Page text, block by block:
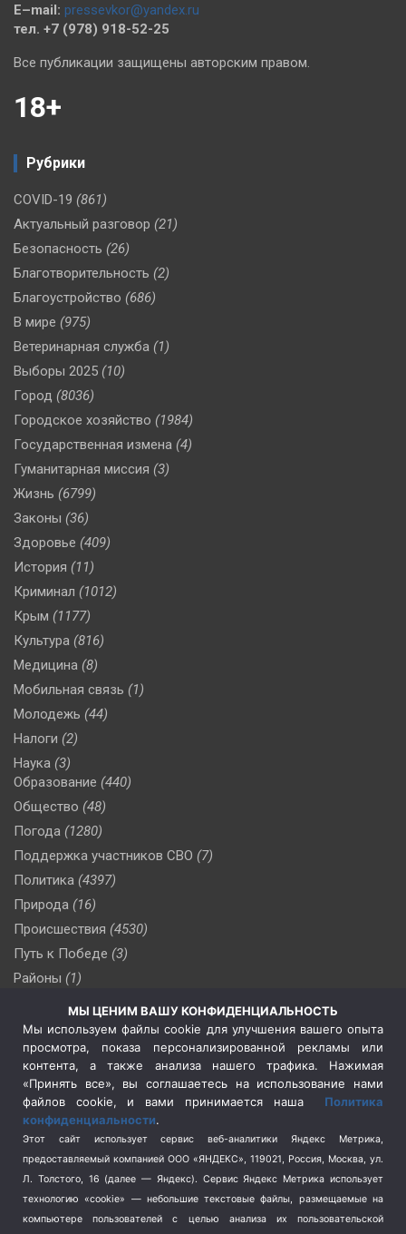
E–mail: pressevkor@yandex.ru
тел. +7 (978) 918-52-25
Все публикации защищены авторским правом.
18+
Рубрики
COVID-19 (861)
Актуальный разговор (21)
Безопасность (26)
Благотворительность (2)
Благоустройство (686)
В мире (975)
Ветеринарная служба (1)
Выборы 2025 (10)
Город (8036)
Городское хозяйство (1984)
Государственная измена (4)
Гуманитарная миссия (3)
Жизнь (6799)
Законы (36)
Здоровье (409)
История (11)
Криминал (1012)
Крым (1177)
Культура (816)
Медицина (8)
Мобильная связь (1)
Молодежь (44)
Налоги (2)
Наука (3)
Образование (440)
Общество (48)
Погода (1280)
Поддержка участников СВО (7)
Политика (4397)
Природа (16)
Происшествия (4530)
Путь к Победе (3)
Районы (1)
(510)
Сельское хозяйство (3)
Социальная политика
(3)
Спецоперация в Украине
Спецоперация на Украине
(404)
Спорт (740)
Терроризм (1)
Транспорт (262)
Туризм (178)
МЫ ЦЕНИМ ВАШУ КОНФИДЕНЦИАЛЬНОСТЬ
Мы используем файлы cookie для улучшения вашего опыта
просмотра, показа персонализированной рекламы или
контента, а также анализа нашего трафика. Нажимая
«Принять все», вы соглашаетесь на использование нами
файлов cookie, и вами принимается наша Политика
конфиденциальности.
Этот сайт использует сервис веб-аналитики Яндекс Метрика,
предоставляемый компанией ООО «ЯНДЕКС», 119021, Россия, Москва, ул.
Л. Толстого, 16 (далее — Яндекс). Сервис Яндекс Метрика использует
технологию «cookie» — небольшие текстовые файлы, размещаемые на
компьютере пользователей с целью анализа их пользовательской